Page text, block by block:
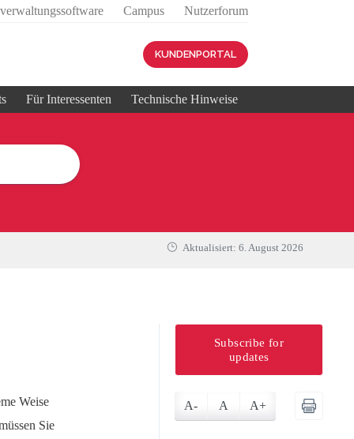
Campus Nutzerforum
KUNDENPORTAL
Für Interessenten Technische Hinweise
Aktualisiert: 6. August 2026
Weise
Sie
Subscribe for
updates
A- A A+